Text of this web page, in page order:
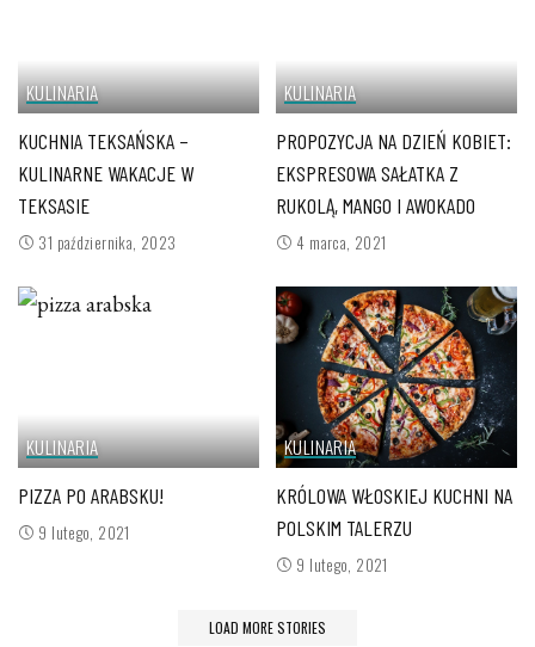
KULINARIA
KUCHNIA TEKSAŃSKA –
KULINARNE WAKACJE W
TEKSASIE
31 października, 2023
KULINARIA
PROPOZYCJA NA DZIEŃ KOBIET:
EKSPRESOWA SAŁATKA Z
RUKOLĄ, MANGO I AWOKADO
4 marca, 2021
KULINARIA
PIZZA PO ARABSKU!
9 lutego, 2021
KULINARIA
KRÓLOWA WŁOSKIEJ KUCHNI NA
POLSKIM TALERZU
9 lutego, 2021
LOAD MORE STORIES